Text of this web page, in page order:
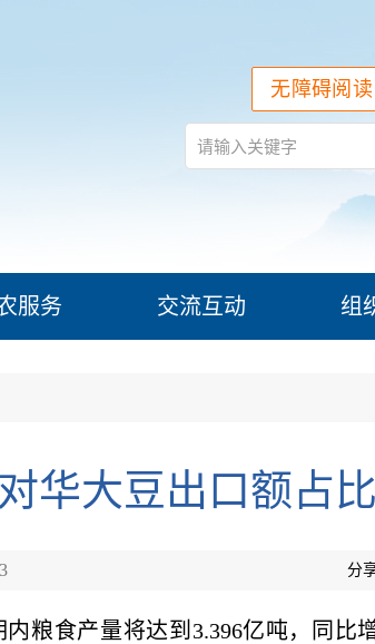
无障碍阅读
服务 交流互动 组
华大豆出口额占
分
粮食产量将达到3.396亿吨，同比